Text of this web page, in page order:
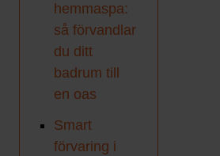
hemmaspa:
så förvandlar
du ditt
badrum till
en oas
Smart
förvaring i